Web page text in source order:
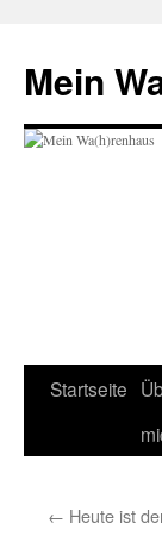
springen
Mein
Startseite
← Heute ist